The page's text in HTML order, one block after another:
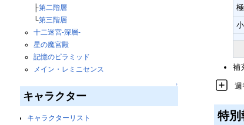
├第二階層
└第三階層
十二迷宮-深層-
星の魔宮殿
記憶のピラミッド
メイン・レミニセンス
↑
キャラクター
キャラクターリスト
補
週
特別